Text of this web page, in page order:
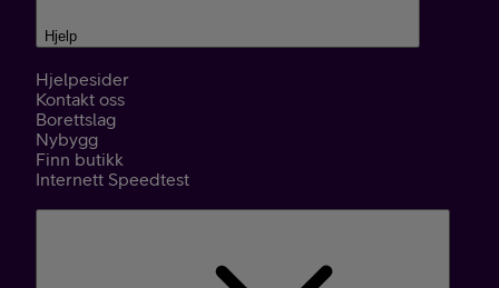
Hjelp
Hjelpesider
Kontakt oss
Borettslag
Nybygg
Finn butikk
Internett Speedtest